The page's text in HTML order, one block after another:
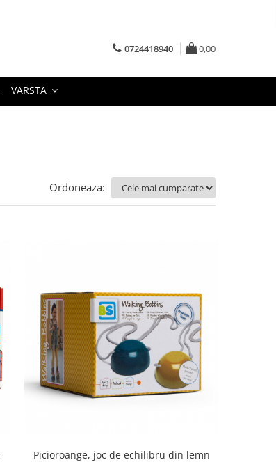
0724418940 0,00
VARSTA
Ordoneaza:
Picioroange, joc de echilibru din lemn